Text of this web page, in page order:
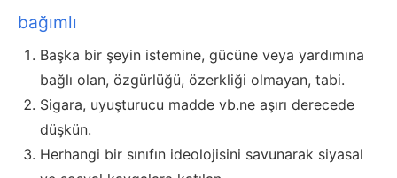
bağımlı
Başka bir şeyin istemine, gücüne veya yardımına
bağlı olan, özgürlüğü, özerkliği olmayan, tabi.
Sigara, uyuşturucu madde vb.ne aşırı derecede
düşkün.
Herhangi bir sınıfın ideolojisini savunarak siyasal